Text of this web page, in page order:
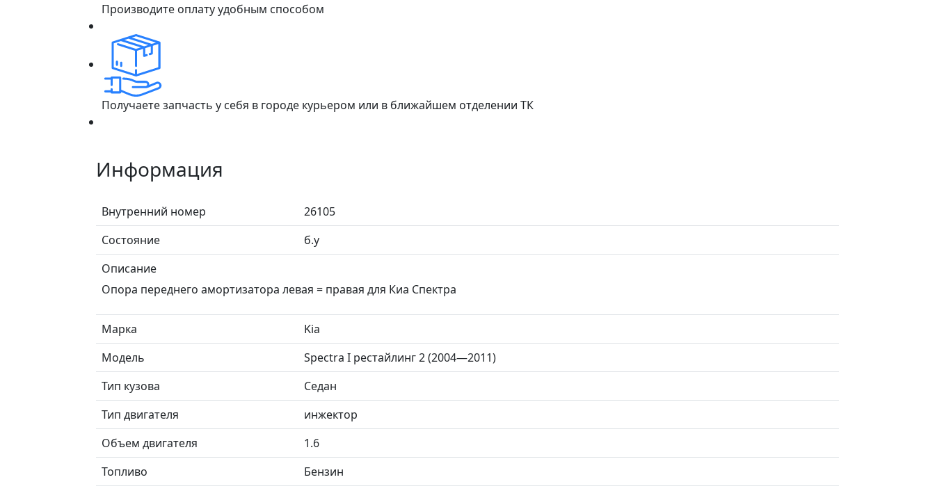
Производите оплату удобным способом
Получаете запчасть у себя в городе курьером или в ближайшем отделении ТК
Информация
Внутренний номер
26105
Состояние
б.у
Описание
Опора переднего амортизатора левая = правая для Киа Спектра
Марка
Kia
Модель
Spectra I рестайлинг 2 (2004—2011)
Тип кузова
Седан
Тип двигателя
инжектор
Объем двигателя
1.6
Топливо
Бензин